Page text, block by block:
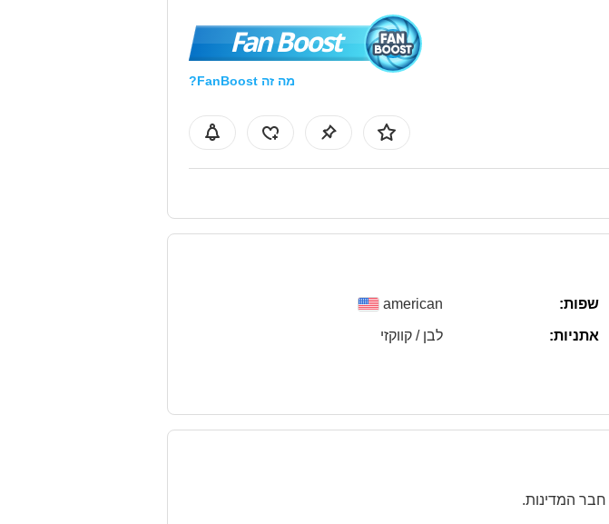
Fan Boost
מה זה FanBoost?
שפות: american
אתניות: לבן / קווקזי
המדינות.